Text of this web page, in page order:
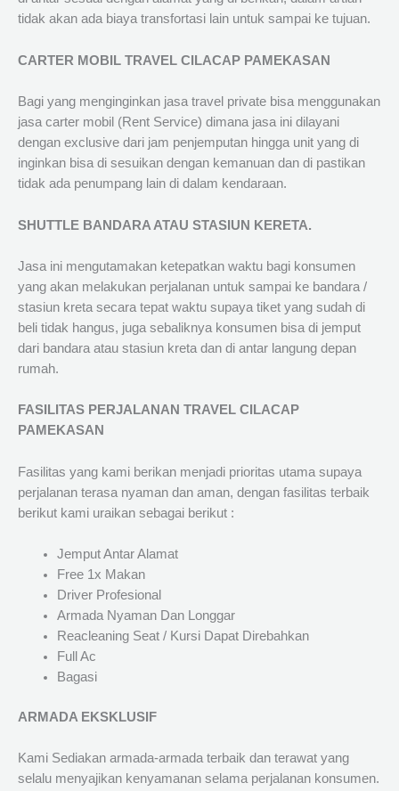
tidak akan ada biaya transfortasi lain untuk sampai ke tujuan.
CARTER MOBIL TRAVEL CILACAP PAMEKASAN
Bagi yang menginginkan jasa travel private bisa menggunakan
jasa carter mobil (Rent Service) dimana jasa ini dilayani
dengan exclusive dari jam penjemputan hingga unit yang di
inginkan bisa di sesuikan dengan kemanuan dan di pastikan
tidak ada penumpang lain di dalam kendaraan.
SHUTTLE BANDARA ATAU STASIUN KERETA.
Jasa ini mengutamakan ketepatkan waktu bagi konsumen
yang akan melakukan perjalanan untuk sampai ke bandara /
stasiun kreta secara tepat waktu supaya tiket yang sudah di
beli tidak hangus, juga sebaliknya konsumen bisa di jemput
dari bandara atau stasiun kreta dan di antar langung depan
rumah.
FASILITAS PERJALANAN TRAVEL CILACAP
PAMEKASAN
Fasilitas yang kami berikan menjadi prioritas utama supaya
perjalanan terasa nyaman dan aman, dengan fasilitas terbaik
berikut kami uraikan sebagai berikut :
Jemput Antar Alamat
Free 1x Makan
Driver Profesional
Armada Nyaman Dan Longgar
Reacleaning Seat / Kursi Dapat Direbahkan
Full Ac
Bagasi
ARMADA EKSKLUSIF
Kami Sediakan armada-armada terbaik dan terawat yang
selalu menyajikan kenyamanan selama perjalanan konsumen.